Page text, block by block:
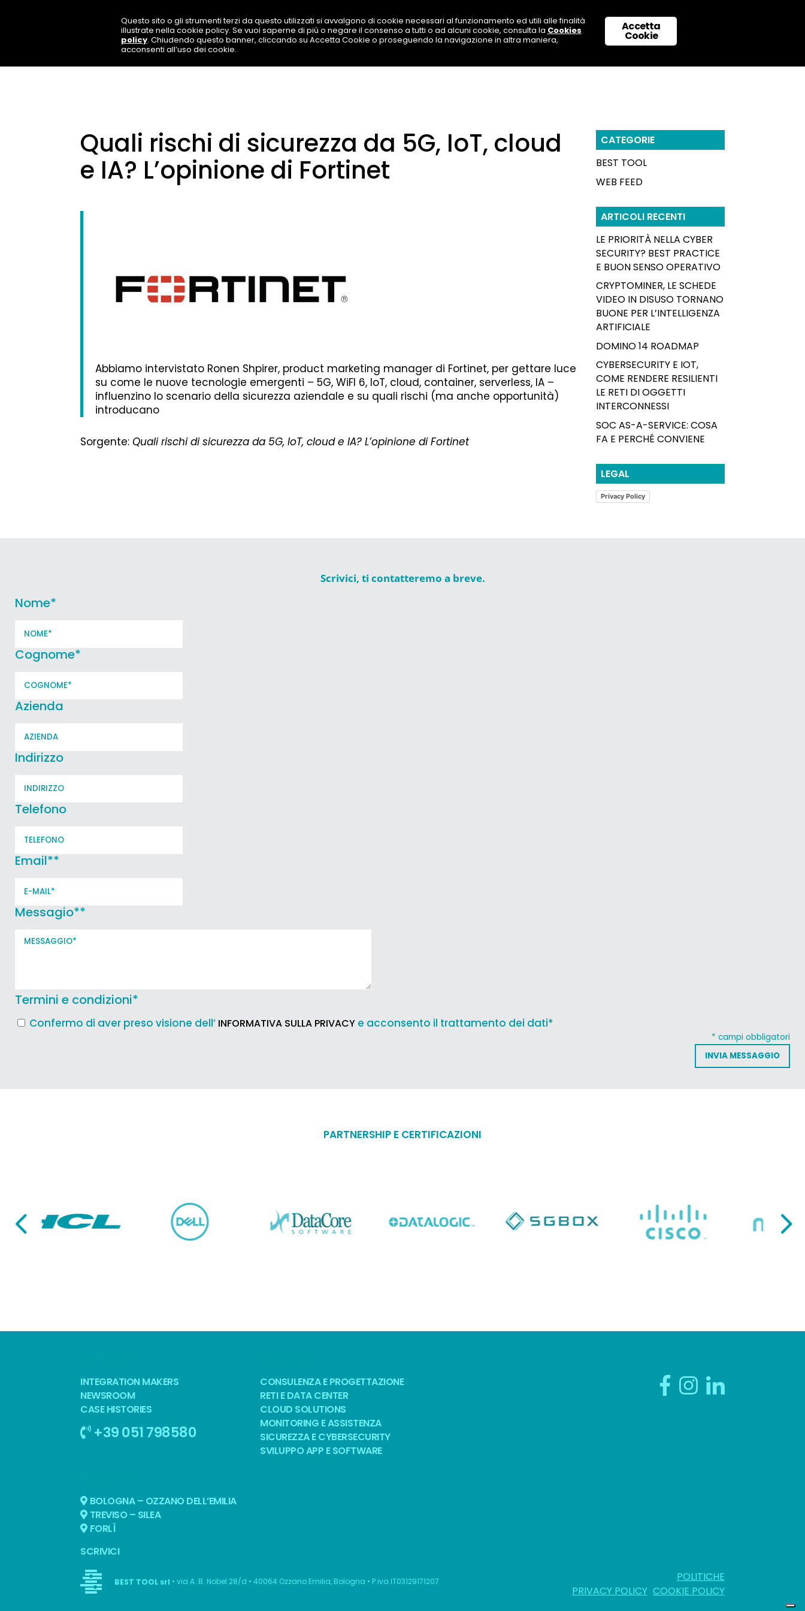
SOLUZIONI PRODOTTI BEST TOOL LAVORA CON NOI SUPPORTO & CONTATTI
Quali rischi di sicurezza da 5G, IoT, cloud
e IA? L’opinione di Fortinet
Abbiamo intervistato Ronen Shpirer, product marketing manager di Fortinet, per gettare luce
su come le nuove tecnologie emergenti – 5G, WiFI 6, IoT, cloud, container, serverless, IA –
influenzino lo scenario della sicurezza aziendale e su quali rischi (ma anche opportunità)
introducano
Sorgente: Quali rischi di sicurezza da 5G, IoT, cloud e IA? L’opinione di Fortinet
CATEGORIE
BEST TOOL
WEB FEED
ARTICOLI RECENTI
LE PRIORITÀ NELLA CYBER
SECURITY? BEST PRACTICE
E BUON SENSO OPERATIVO
CRYPTOMINER, LE SCHEDE
VIDEO IN DISUSO TORNANO
BUONE PER L’INTELLIGENZA
ARTIFICIALE
DOMINO 14 ROADMAP
CYBERSECURITY E IOT,
COME RENDERE RESILIENTI
LE RETI DI OGGETTI
INTERCONNESSI
SOC AS-A-SERVICE: COSA
FA E PERCHÉ CONVIENE
LEGAL
Privacy Policy
Scrivici, ti contatteremo a breve.
Nome*
Cognome*
Azienda
Indirizzo
Telefono
Email**
Messagio**
Termini e condizioni*
Confermo di aver preso visione dell’ INFORMATIVA SULLA PRIVACY e acconsento il trattamento dei dati*
* campi obbligatori
PARTNERSHIP E CERTIFICAZIONI
INTEGRATION MAKERS
NEWSROOM
CASE HISTORIES
+39 051 798580
CONSULENZA E PROGETTAZIONE
RETI E DATA CENTER
CLOUD SOLUTIONS
MONITORING E ASSISTENZA
SICUREZZA E CYBERSECURITY
SVILUPPO APP E SOFTWARE
BOLOGNA – OZZANO DELL’EMILIA
TREVISO – SILEA
FORLÌ
SCRIVICI
BEST TOOL srl • via A. B. Nobel 28/d • 40064 Ozzano Emilia, Bologna • P.iva IT03129171207
POLITICHE
PRIVACY POLICY COOKIE POLICY
Accetta
Cookie
Questo sito o gli strumenti terzi da questo utilizzati si avvalgono di cookie necessari al funzionamento ed utili alle finalità
illustrate nella cookie policy. Se vuoi saperne di più o negare il consenso a tutti o ad alcuni cookie, consulta la Cookies
policy. Chiudendo questo banner, cliccando su Accetta Cookie o proseguendo la navigazione in altra maniera,
acconsenti all’uso dei cookie.